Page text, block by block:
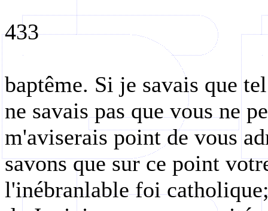
433
baptême. Si je savais que
ne savais pas que vous ne
m'aviserais point de vous
savons que sur ce point
l'inébranlable foi